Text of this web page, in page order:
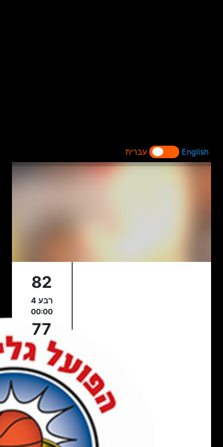
English עברית
82
רבע 4
00:00
77